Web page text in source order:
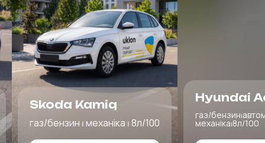
Hyundai Accent
механіка⏐8л/100
Peugeot
газ/